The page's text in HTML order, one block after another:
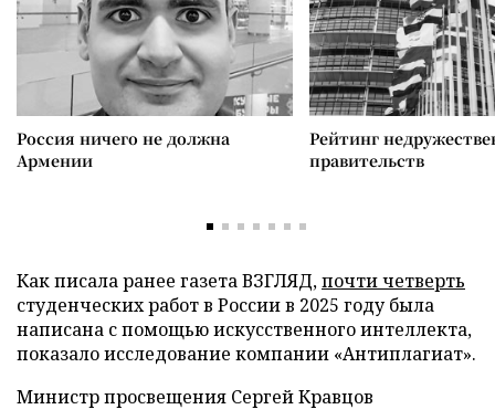
Россия ничего не должна
Армении
Рейтинг
правительств
Как писала ранее газета ВЗГЛЯД,почти четверть
студенческих работ в России в 2025 году была
написана с помощью искусственного интеллекта,
показало исследование компании «Антиплагиат».
Министр просвещения Сергей Кравцов